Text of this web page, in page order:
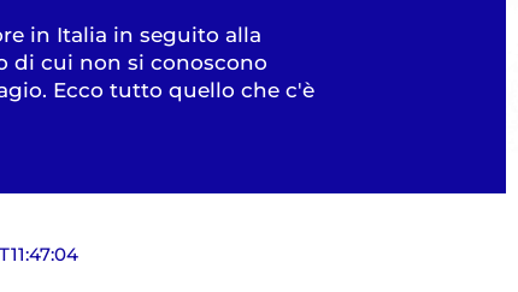
in Italia in seguito alla
di cui non si conoscono
Ecco tutto quello che c'è